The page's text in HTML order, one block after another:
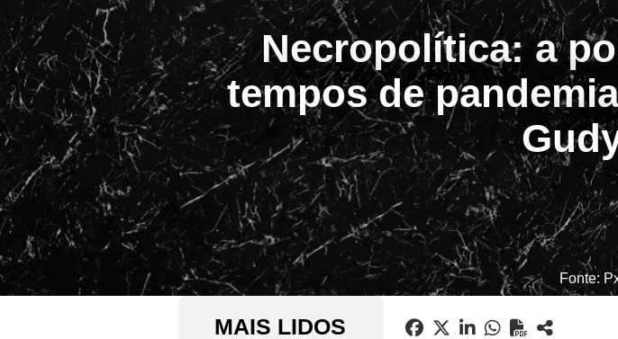
Necropolítica: a
tempos de
Fonte:
MAIS LIDOS